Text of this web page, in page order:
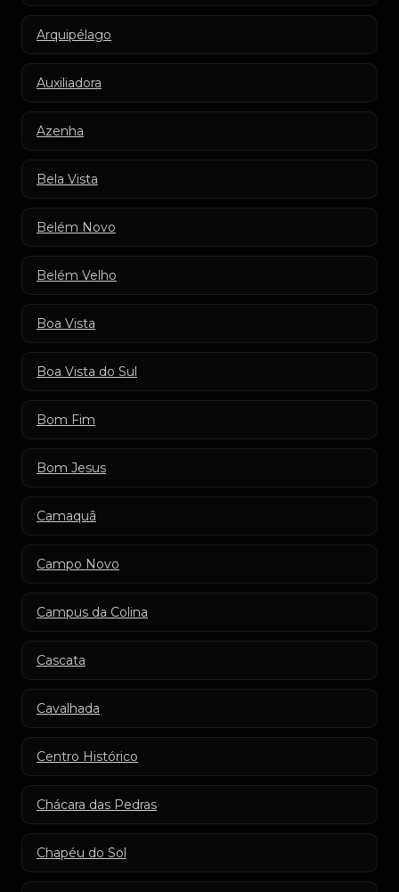
Arquipélago
Auxiliadora
Azenha
Bela Vista
Belém Novo
Belém Velho
Boa Vista
Boa Vista do Sul
Bom Fim
Bom Jesus
Camaquã
Campo Novo
Campus da Colina
Cascata
Cavalhada
Centro Histórico
Chácara das Pedras
Chapéu do Sol